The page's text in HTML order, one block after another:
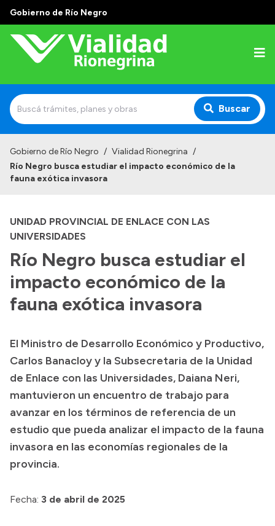
Gobierno de Río Negro
Buscar
Institucional
Autoridades
Delegaciones
Normativa
Historia Vial
Recibos de sueldo
Correo oficial
Gobierno de Río Negro / Vialidad Rionegrina /
Río Negro busca estudiar el impacto económico de la
fauna exótica invasora
UNIDAD PROVINCIAL DE ENLACE CON LAS
UNIVERSIDADES
Río Negro busca estudiar el
impacto económico de la
fauna exótica invasora
El Ministro de Desarrollo Económico y Productivo,
Carlos Banacloy y la Subsecretaria de la Unidad
de Enlace con las Universidades, Daiana Neri,
mantuvieron un encuentro de trabajo para
avanzar en los términos de referencia de un
estudio que pueda analizar el impacto de la fauna
invasora en las economías regionales de la
provincia.
Fecha: 3 de abril de 2025